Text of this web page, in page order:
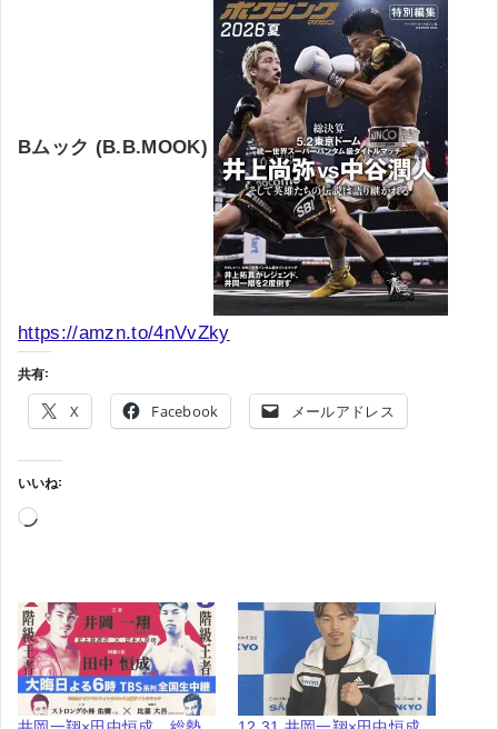
Bムック (B.B.MOOK)
https://amzn.to/4nVvZky
共有:
X Facebook メールアドレス
いいね:
読
み
中…